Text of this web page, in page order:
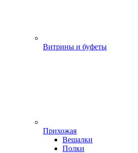
Витрины и буфеты
Прихожая
Вешалки
Полки